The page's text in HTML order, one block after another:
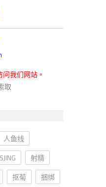
问我们网站。
取
人鱼线
射精
抠菊 捆绑